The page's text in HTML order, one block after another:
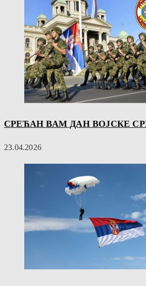
СРЕЋАН ВАМ ДАН ВОЈСКЕ
23.04.2026